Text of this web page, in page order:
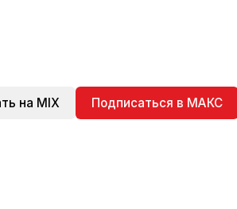
на MIX Подписаться в МАКС